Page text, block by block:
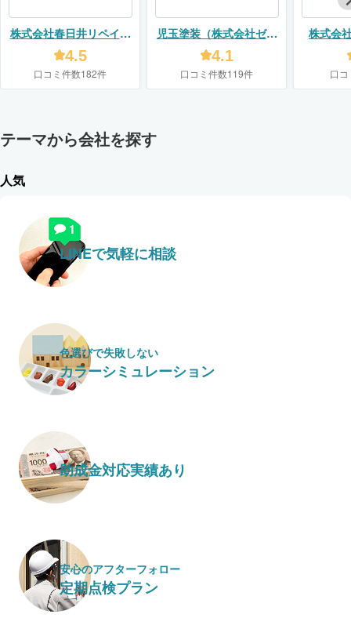
株式会社春日井リペイン
ト
4.5
口コミ件数182件
児玉塗装（株式会社ゼロ
プラス）
4.1
口コミ件数119件
株式会
フォー
口
テーマから会社を探す
人気
LINEで気軽に相談
色選びで失敗しない
カラーシミュレーション
助成金対応実績あり
安心のアフターフォロー
定期点検プラン